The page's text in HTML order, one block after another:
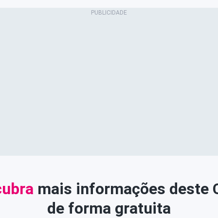
mais informações deste
de forma gratuita